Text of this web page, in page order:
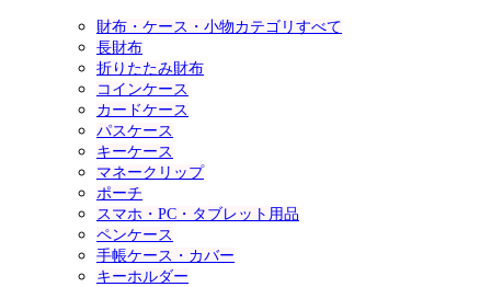
財布・ケース・小物カテゴリすべて
長財布
折りたたみ財布
コインケース
カードケース
パスケース
キーケース
マネークリップ
ポーチ
スマホ・PC・タブレット用品
ペンケース
手帳ケース・カバー
キーホルダー